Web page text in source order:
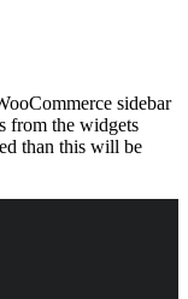
sidebar
from the widgets
than this will be